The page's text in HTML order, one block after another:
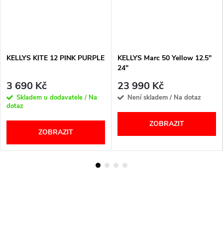
KELLYS KITE 12 PINK PURPLE
3 690 Kč
Skladem u dodavatele / Na
dotaz
ZOBRAZIT
KELLYS Marc 50 Yellow 12.5"
24"
23 990 Kč
Není skladem / Na dotaz
ZOBRAZIT